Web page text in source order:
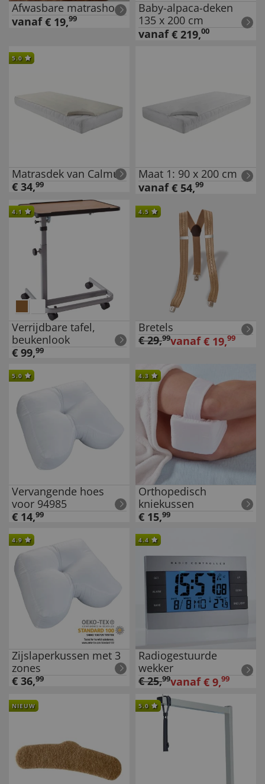
Afwasbare matrashoes
vanaf € 19,99
Baby-alpaca-deken
135 x 200 cm
vanaf € 219,00
5.0
Matrasdek van Calmuc
€ 34,99
Maat 1: 90 x 200 cm
vanaf € 54,99
4.1
Verrijdbare tafel,
beukenlook
€ 99,99
4.5
Bretels
€29,99vanaf € 19,99
5.0
Vervangende hoes
voor 94985
€ 14,99
4.3
Orthopedisch
kniekussen
€ 15,99
4.9
Zijslaperkussen met 3
zones
€ 36,99
4.4
Radiogestuurde
wekker
€25,99vanaf € 9,99
NIEUW 5.0